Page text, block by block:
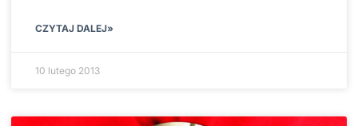
CZYTAJ DALEJ»
10 lutego 2013